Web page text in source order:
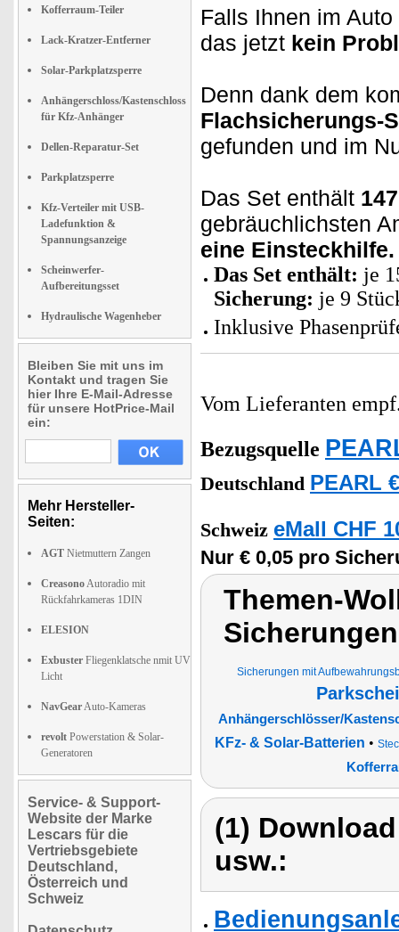
Kofferraum-Teiler
Lack-Kratzer-Entferner
Solar-Parkplatzsperre
Anhängerschloss/Kastenschloss
für Kfz-Anhänger
Dellen-Reparatur-Set
Parkplatzsperre
Kfz-Verteiler mit USB-
Ladefunktion &
Spannungsanzeige
Scheinwerfer-
Aufbereitungsset
Hydraulische Wagenheber
Bleiben Sie mit uns im
Kontakt und tragen Sie
hier Ihre E-Mail-Adresse
für unsere HotPrice-Mail
ein:
Mehr Hersteller-
Seiten:
AGT Nietmuttern Zangen
CreasonoAutoradio mit
Rückfahrkameras 1DIN
ELESION
Exbuster Fliegenklatsche nmit UV
Licht
NavGearAuto-Kameras
revolt Powerstation & Solar-
Generatoren
Service- & Support-
Website der Marke
Lescars für die
Vertriebsgebiete
Deutschland,
Österreich und
Schweiz
Falls Ihnen im
das jetzt kein
Denn dank dem
Flachsicherungs-
gefunden und im
Das Set enthält
gebräuchlichsten
eine Einsteckhilfe.
Das Set enthält: je
Sicherung: je 9
Inklusive
Vom Lieferanten
Bezugsquelle
Deutschland PEARL
Schweiz eMall CHF
Nur € 0,05 pro
Themen-
Sicherungen mit
Anhängerschlösser/
KFz- & Solar-Batterien •
(1)
usw.: